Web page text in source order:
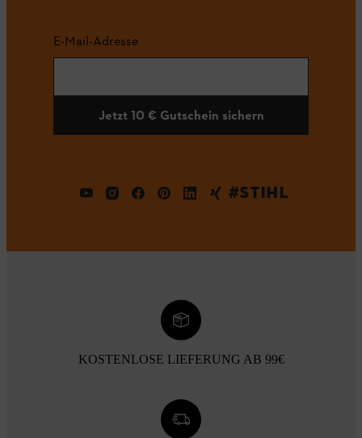
E-Mail-Adresse
Jetzt 10 € Gutschein sichern
#STIHL
KOSTENLOSE LIEFERUNG AB 99€